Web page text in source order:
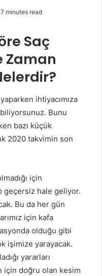
7 minutes read
Saç
Zaman
yaparken ihtiyacımıza
Bunu
bazı küçük
2020 takvimin son
için
geçersiz hale geliyor.
Bu da her gün
için kafa
olduğu gibi
işimize yarayacak.
yararları
için doğru olan kesim